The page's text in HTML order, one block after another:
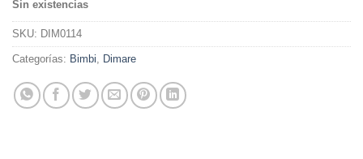
Sin existencias
SKU: DIM0114
Categorías: Bimbi, Dimare